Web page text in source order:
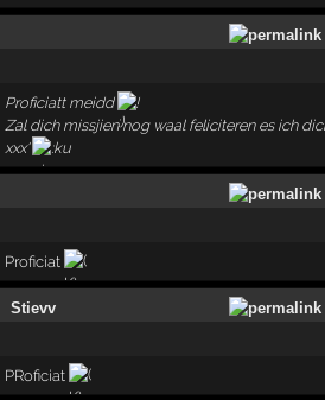
Proficiatt meidd
!
Zal dich missjien nog waal feliciteren es ich
xxx'
Proficiat
Stievv
PRoficiat